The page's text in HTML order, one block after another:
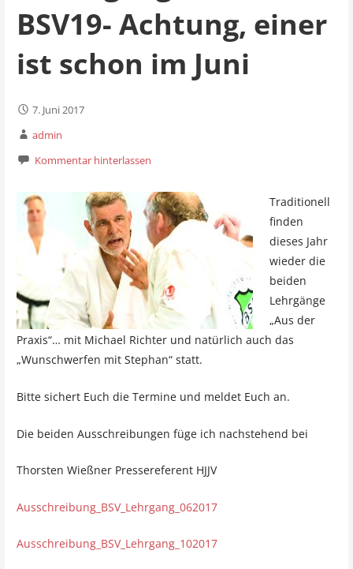
BSV19- Achtung, einer
ist schon im Juni
7. Juni 2017
admin
Kommentar hinterlassen
Traditionell
finden
dieses Jahr
wieder die
beiden
Lehrgänge
„Aus der
Praxis“… mit Michael Richter und natürlich auch das
„Wunschwerfen mit Stephan“ statt.
Bitte sichert Euch die Termine und meldet Euch an.
Die beiden Ausschreibungen füge ich nachstehend bei
Thorsten Wießner Pressereferent HJJV
Ausschreibung_BSV_Lehrgang_062017
Ausschreibung_BSV_Lehrgang_102017